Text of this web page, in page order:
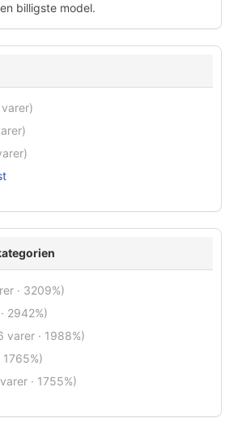
billigste model.
· 3209%)
2942%)
varer · 1988%)
· 1755%)